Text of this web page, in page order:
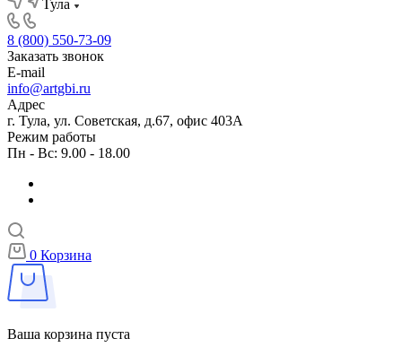
Тула
8 (800) 550-73-09
Заказать звонок
E-mail
info@artgbi.ru
Адрес
г. Тула, ул. Советская, д.67, офис 403А
Режим работы
Пн - Вс: 9.00 - 18.00
0 Корзина
Ваша корзина пуста